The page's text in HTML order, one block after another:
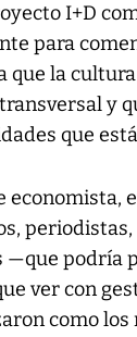
I+D
para
que la
y
que
economista,
—que podría
ver con
como los